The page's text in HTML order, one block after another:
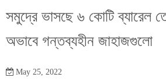
সমুদ্রে ভাসছে ৬ কোটি ব্যারেল
অভাবে গন্তব্যহীন জাহাজগুলো
May 25, 2022